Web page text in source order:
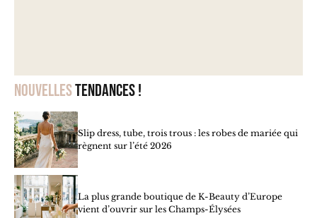
Nouvellestendances !
Slip dress, tube, trois trous : les robes de mariée qui
règnent sur l’été 2026
La plus grande boutique de K-Beauty d’Europe
vient d’ouvrir sur les Champs-Élysées